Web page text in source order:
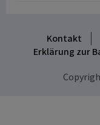
Kontakt
Erklärung zur